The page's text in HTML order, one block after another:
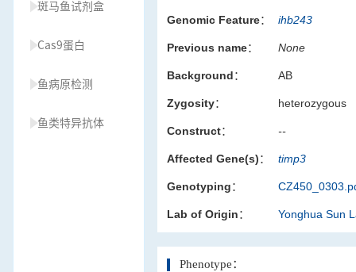
斑马鱼试剂盒
Cas9蛋白
鱼病原检测
鱼类特异抗体
Genomic Feature： ihb243
Previous name： None
Background： AB
Zygosity： heterozygous
Construct： --
Affected Gene(s)： timp3
Genotyping：
Lab of Origin： Yonghua Sun
Phenotype：